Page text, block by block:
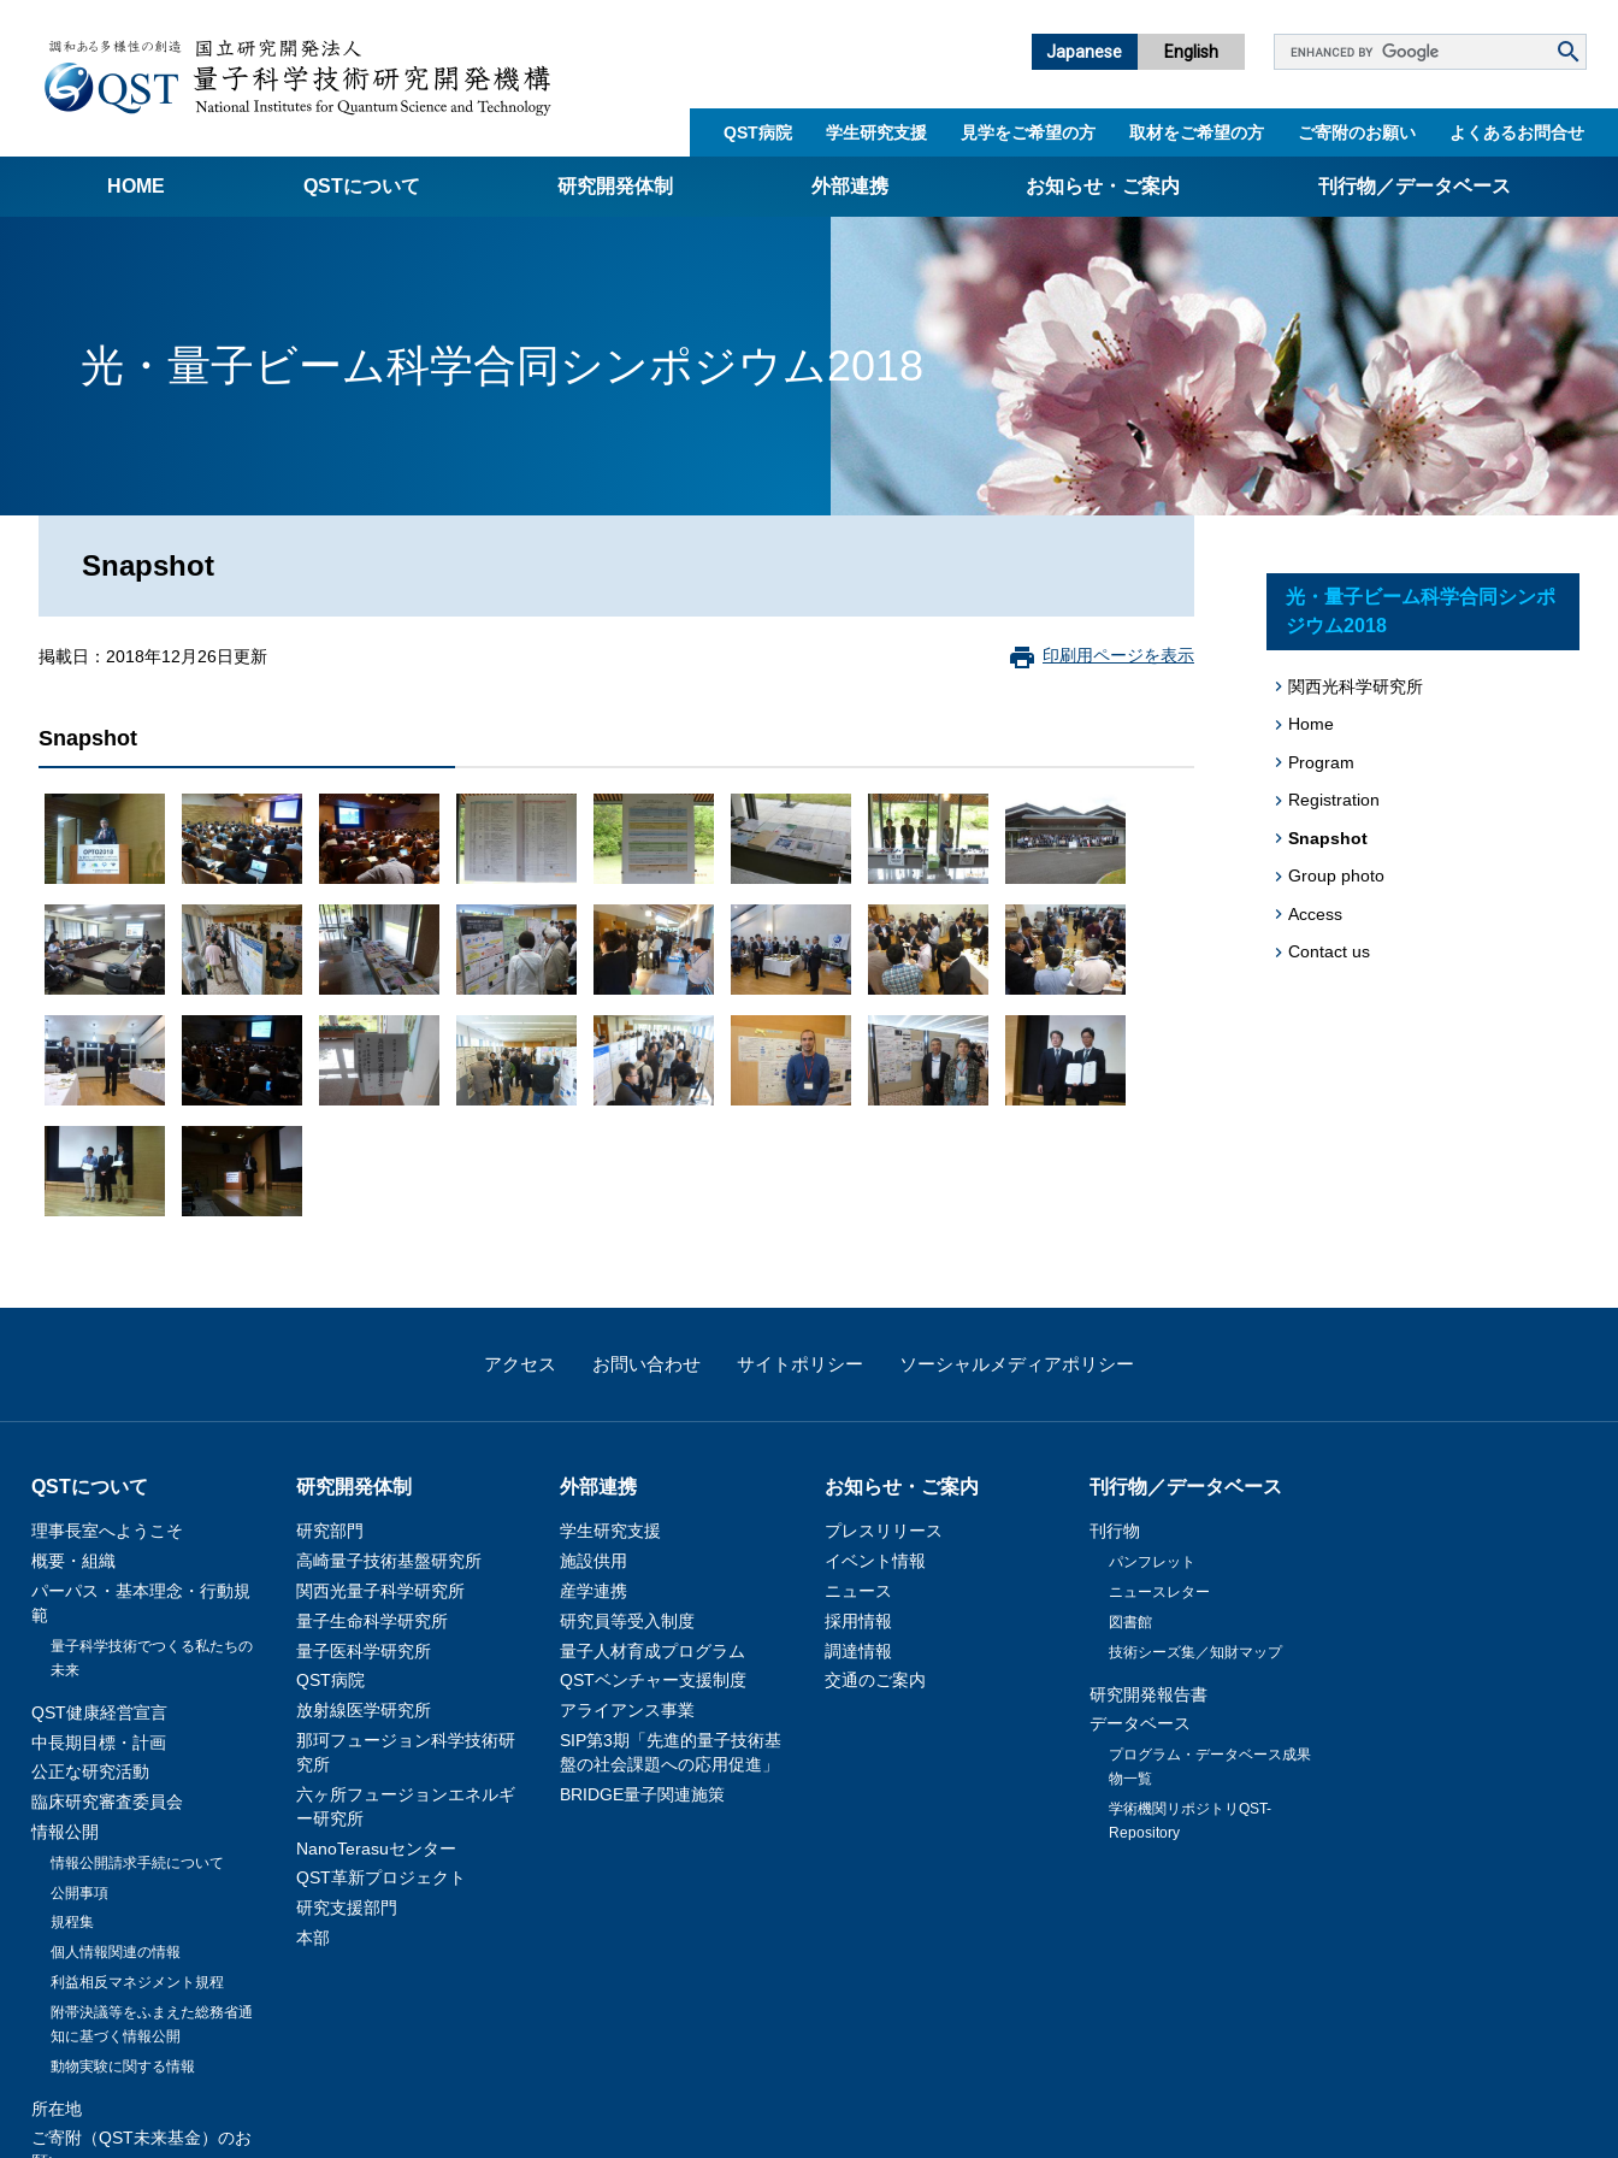
Japanese English
Google
ス
索
QST病院 学生研究支援​ 見学をご希望の方 取材をご希望の方 ご寄附のお願い よくあるお問合せ
HOME QSTについて
量子科学技術でつくる私たちの未来
附帯決議等をふまえた総務省通知に基づく情報公開
動物実験に関する情報
研究開発体制
量子生命科学研究所
外部連携
アライアンス事業
BRIDGE量子関連施策
お知らせ・ご案内 刊行物／データベース
パンフレット
ニュースレター
設立5周年誌
図書館
技術シーズ集／知財マップ
プログラム・データベース成果物一覧
学術機関リポジトリQST-Repository
光・量子ビーム科学合同シンポジウム2018
Snapshot
掲載日：2018年12月26日更新 印刷用ページを表示
Snapshot
光・量子ビーム科学合同シンポ
ジウム2018
関西光科学研究所
Home
Program
Registration
Snapshot
Group photo
Access
Contact us
アクセス お問い合わせ サイトポリシー ソーシャルメディアポリシー
QSTについて
理事長室へようこそ
概要・組織
パーパス・基本理念・行動規
範
量子科学技術でつくる私たちの
未来
QST健康経営宣言
中長期目標・計画
公正な研究活動
臨床研究審査委員会
情報公開
情報公開請求手続について
公開事項
規程集
個人情報関連の情報
利益相反マネジメント規程
附帯決議等をふまえた総務省通
知に基づく情報公開
動物実験に関する情報
所在地
ご寄附（QST未来基金）のお
研究開発体制
研究部門
高崎量子技術基盤研究所
関西光量子科学研究所
量子生命科学研究所
量子医科学研究所
QST病院
放射線医学研究所
那珂フュージョン科学技術研
究所
六ヶ所フュージョンエネルギ
ー研究所
NanoTerasuセンター
QST革新プロジェクト
研究支援部門
本部
外部連携
学生研究支援​
施設供用
産学連携
研究員等受入制度
量子人材育成プログラム
QSTベンチャー支援制度
アライアンス事業
SIP第3期「先進的量子技術基
盤の社会課題への応用促進」
BRIDGE量子関連施策
お知らせ・ご案内
プレスリリース
イベント情報
ニュース
採用情報
調達情報
交通のご案内
刊行物／データベース
刊行物
パンフレット
ニュースレター
図書館
技術シーズ集／知財マップ
研究開発報告書
データベース
プログラム・データベース成果
物一覧
学術機関リポジトリQST-
Repository